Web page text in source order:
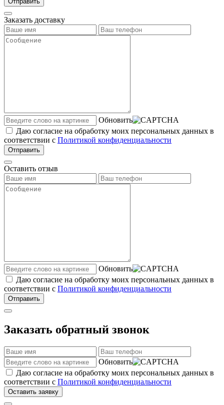
Заказать доставку
Обновить
Даю согласие на обработку моих персональных данных в
соответствии с Политикой конфиденциальности
Отправить
Оставить отзыв
Обновить
Даю согласие на обработку моих персональных данных в
соответствии с Политикой конфиденциальности
Отправить
Заказать обратный звонок
Обновить
Даю согласие на обработку моих персональных данных в
соответствии с Политикой конфиденциальности
Оставить заявку